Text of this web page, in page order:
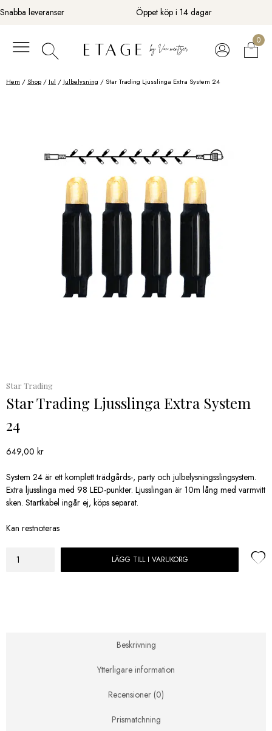
Fortsätt
till
Snabba leveranser Öppet köp i 14 dagar
0
Hem /Shop / Jul / Julbelysning / Star Trading Ljusslinga Extra System 24
Star Trading
Star Trading Ljusslinga Extra System
24
649,00 kr
System 24 är ett komplett trädgårds-, party och julbelysningsslingsystem.
Extra ljusslinga med 98 LED-punkter. Ljusslingan är 10m lång med varmvitt
sken. Startkabel ingår ej, köps separat.
Kan restnoteras
Star
LÄGG TILL I VARUKORG
Beskrivning
Ytterligare information
Recensioner (0)
Prismatchning